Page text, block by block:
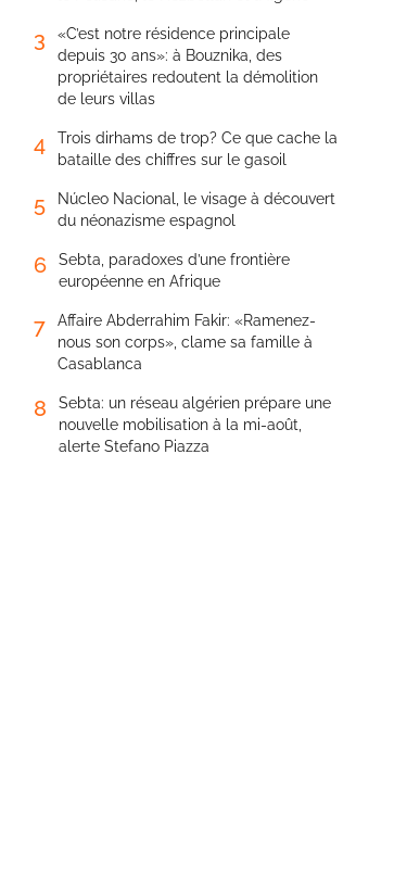
3
«C’est notre résidence principale
depuis 30 ans»: à Bouznika, des
propriétaires redoutent la démolition
de leurs villas
4
Trois dirhams de trop? Ce que cache la
bataille des chiffres sur le gasoil
5
Núcleo Nacional, le visage à découvert
du néonazisme espagnol
6
Sebta, paradoxes d’une frontière
européenne en Afrique
7
Affaire Abderrahim Fakir: «Ramenez-
nous son corps», clame sa famille à
Casablanca
8
Sebta: un réseau algérien prépare une
nouvelle mobilisation à la mi-août,
alerte Stefano Piazza